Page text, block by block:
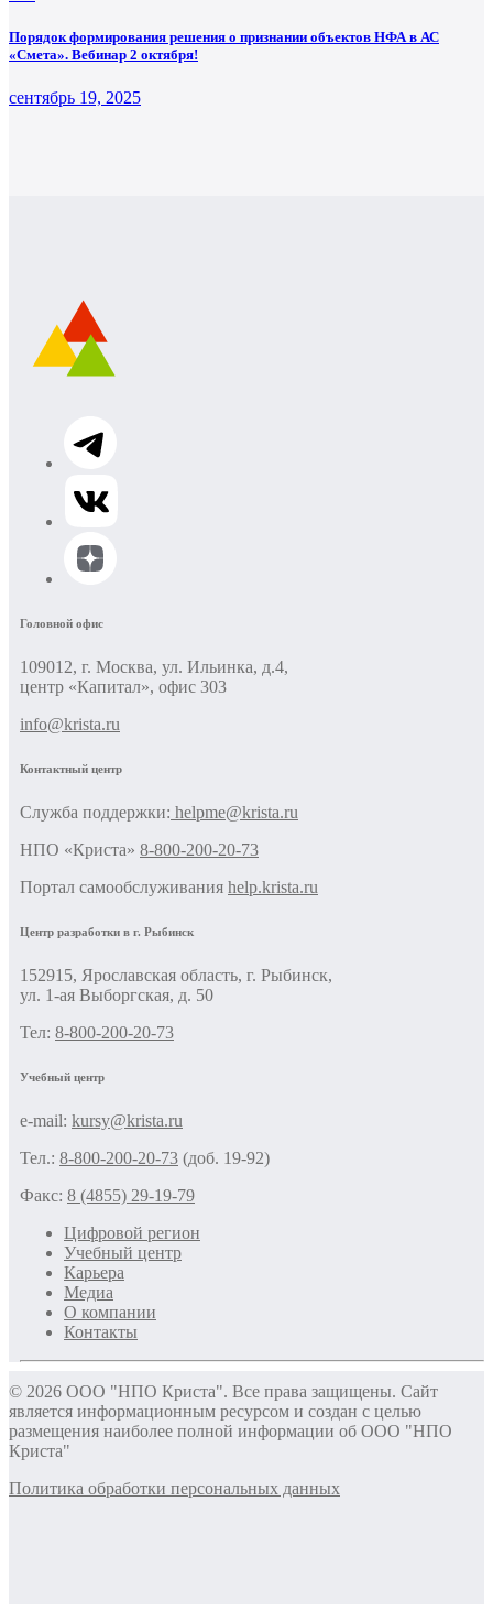
Порядок формирования решения о признании объектов НФА в АС
«Смета». Вебинар 2 октября!
сентябрь 19, 2025
Головной офис
109012, г. Москва, ул. Ильинка, д.4,
центр «Капитал», офис 303
info@krista.ru
Контактный центр
Cлужба поддержки: helpme@krista.ru
НПО «Криста» 8-800-200-20-73
Портал самообслуживания help.krista.ru
Центр разработки в г. Рыбинск
152915, Ярославская область, г. Рыбинск,
ул. 1-ая Выборгская, д. 50
Тел: 8-800-200-20-73
Учебный центр
e-mail: kursy@krista.ru
Тел.: 8-800-200-20-73 (доб. 19-92)
Факс: 8 (4855) 29-19-79
Цифровой регион
Учебный центр
Карьера
Медиа
О компании
Контакты
© 2026 ООО "НПО Криста". Все права защищены. Сайт
является информационным ресурсом и создан с целью
размещения наиболее полной информации об ООО "НПО
Криста"
Политика обработки персональных данных